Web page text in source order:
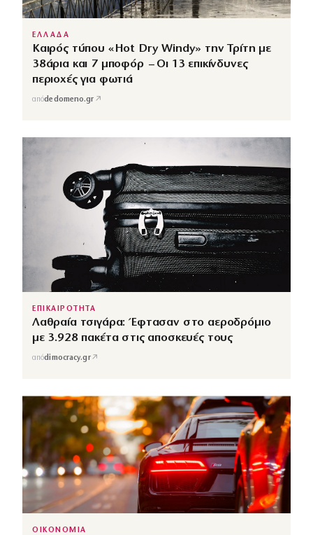
ΕΛΛΑΔΑ
Καιρός τύπου «Hot Dry Windy» την Τρίτη με
38άρια και 7 μποφόρ – Οι 13 επικίνδυνες
περιοχές για φωτιά
απόdedomeno.gr ↗
ΕΠΙΚΑΙΡΟΤΗΤΑ
Λαθραία τσιγάρα: Έφτασαν στο αεροδρόμιο
με 3.928 πακέτα στις αποσκευές τους
απόdimocracy.gr↗
ΟΙΚΟΝΟΜΙΑ